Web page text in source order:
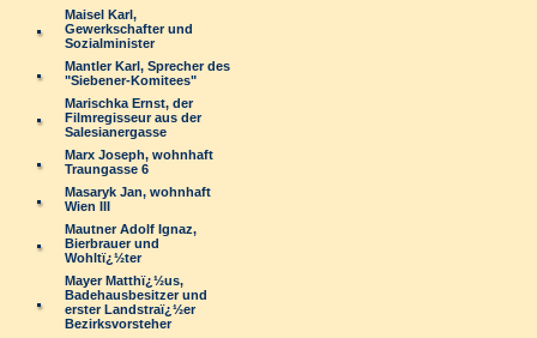
Maisel Karl,
Gewerkschafter und
Sozialminister
Mantler Karl, Sprecher des
"Siebener-Komitees"
Marischka Ernst, der
Filmregisseur aus der
Salesianergasse
Marx Joseph, wohnhaft
Traungasse 6
Masaryk Jan, wohnhaft
Wien III
Mautner Adolf Ignaz,
Bierbrauer und
Wohltï¿½ter
Mayer Matthï¿½us,
Badehausbesitzer und
erster Landstraï¿½er
Bezirksvorsteher